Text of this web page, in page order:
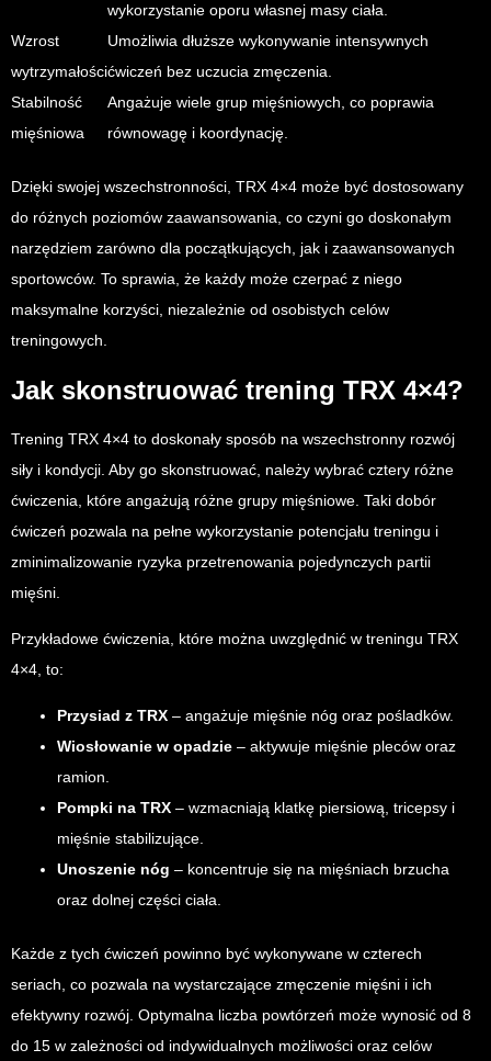
wykorzystanie oporu własnej masy ciała.
Wzrost
wytrzymałości
Umożliwia dłuższe wykonywanie intensywnych
ćwiczeń bez uczucia zmęczenia.
Stabilność
mięśniowa
Angażuje wiele grup mięśniowych, co poprawia
równowagę i koordynację.
Dzięki swojej wszechstronności, TRX 4×4 może być dostosowany
do różnych poziomów zaawansowania, co czyni go doskonałym
narzędziem zarówno dla początkujących, jak i zaawansowanych
sportowców. To sprawia, że każdy może czerpać z niego
maksymalne korzyści, niezależnie od osobistych celów
treningowych.
Jak skonstruować trening TRX 4×4?
Trening TRX 4×4 to doskonały sposób na wszechstronny rozwój
siły i kondycji. Aby go skonstruować, należy wybrać cztery różne
ćwiczenia, które angażują różne grupy mięśniowe. Taki dobór
ćwiczeń pozwala na pełne wykorzystanie potencjału treningu i
zminimalizowanie ryzyka przetrenowania pojedynczych partii
mięśni.
Przykładowe ćwiczenia, które można uwzględnić w treningu TRX
4×4, to:
Przysiad z TRX – angażuje mięśnie nóg oraz pośladków.
Wiosłowanie w opadzie – aktywuje mięśnie pleców oraz
ramion.
Pompki na TRX – wzmacniają klatkę piersiową, tricepsy i
mięśnie stabilizujące.
Unoszenie nóg – koncentruje się na mięśniach brzucha
oraz dolnej części ciała.
Każde z tych ćwiczeń powinno być wykonywane w czterech
seriach, co pozwala na wystarczające zmęczenie mięśni i ich
efektywny rozwój. Optymalna liczba powtórzeń może wynosić od 8
do 15 w zależności od indywidualnych możliwości oraz celów